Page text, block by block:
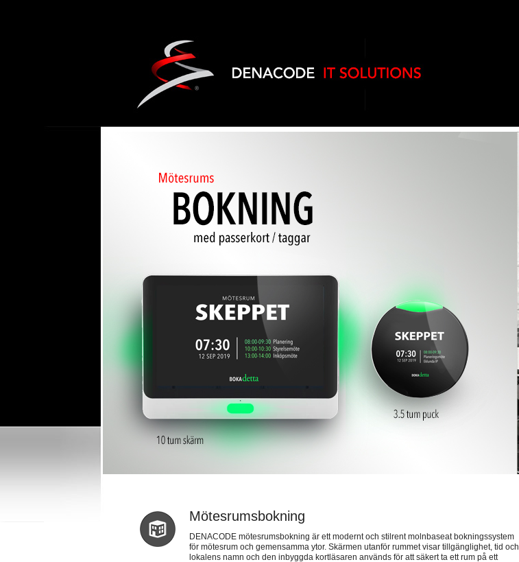
Mötesrumsbokning
DENACODE mötesrumsbokning är ett modernt och stilrent molnbaseat bokningssystem
för mötesrum och gemensamma ytor. Skärmen utanför rummet visar tillgänglighet, tid och
lokalens namn och den inbyggda kortläsaren används för att säkert ta ett rum på ett